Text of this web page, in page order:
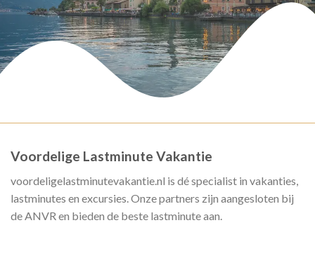
Voordelige Lastminute Vakantie
voordeligelastminutevakantie.nl is dé specialist in vakanties,
lastminutes en excursies. Onze partners zijn aangesloten bij
de ANVR en bieden de beste lastminute aan.